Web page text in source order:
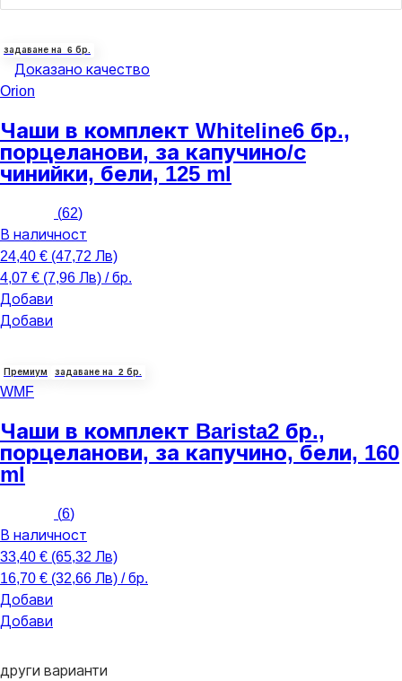
задаване на 6 бр.
Доказано качество
Orion
Чаши в комплект Whiteline6 бр.,
порцеланови, за капучино/с
чинийки, бели, 125 ml
(62)
В наличност
24,40 € (47,72 Лв)
4,07 € (7,96 Лв) / бр.
Добави
Добави
Премиум задаване на 2 бр.
WMF
Чаши в комплект Barista2 бр.,
порцеланови, за капучино, бели, 160
ml
(6)
В наличност
33,40 € (65,32 Лв)
16,70 € (32,66 Лв) / бр.
Добави
Добави
други варианти